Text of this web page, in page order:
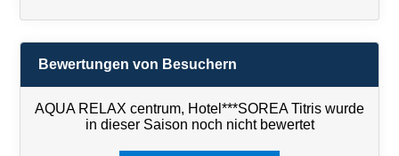
Bewertungen von Besuchern
AQUA RELAX centrum, Hotel***SOREA Titris wurde
in dieser Saison noch nicht bewertet